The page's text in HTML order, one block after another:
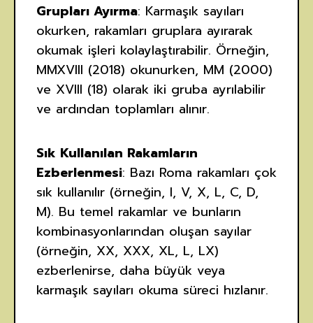
Grupları Ayırma: Karmaşık sayıları
okurken, rakamları gruplara ayırarak
okumak işleri kolaylaştırabilir. Örneğin,
MMXVIII (2018) okunurken, MM (2000)
ve XVIII (18) olarak iki gruba ayrılabilir
ve ardından toplamları alınır.
Sık Kullanılan Rakamların
Ezberlenmesi: Bazı Roma rakamları çok
sık kullanılır (örneğin, I, V, X, L, C, D,
M). Bu temel rakamlar ve bunların
kombinasyonlarından oluşan sayılar
(örneğin, XX, XXX, XL, L, LX)
ezberlenirse, daha büyük veya
karmaşık sayıları okuma süreci hızlanır.